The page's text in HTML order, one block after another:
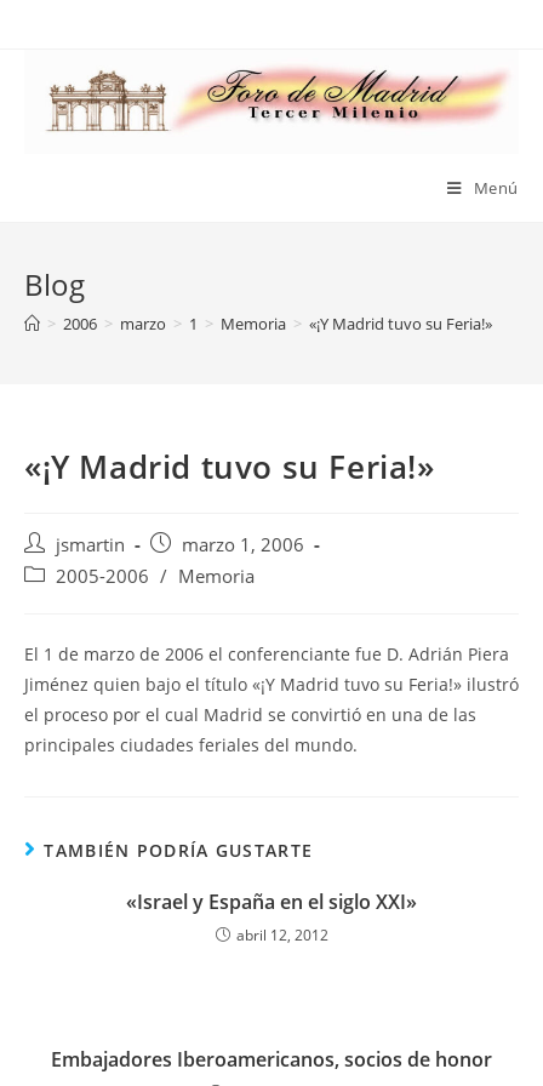
Menú
Blog
> 2006 > marzo > 1 > Memoria > «¡Y Madrid tuvo su Feria!»
«¡Y Madrid tuvo su Feria!»
Autor
de
jsmartin
Publicación
de
marzo 1, 2006
Categoría
entrada:
2005-2006 / Memoria
El 1 de marzo de 2006 el conferenciante fue D. Adrián Piera
Jiménez quien bajo el título «¡Y Madrid tuvo su Feria!» ilustró
el proceso por el cual Madrid se convirtió en una de las
principales ciudades feriales del mundo.
TAMBIÉN PODRÍA GUSTARTE
«Israel y España en el siglo XXI»
abril 12, 2012
Embajadores Iberoamericanos, socios de honor